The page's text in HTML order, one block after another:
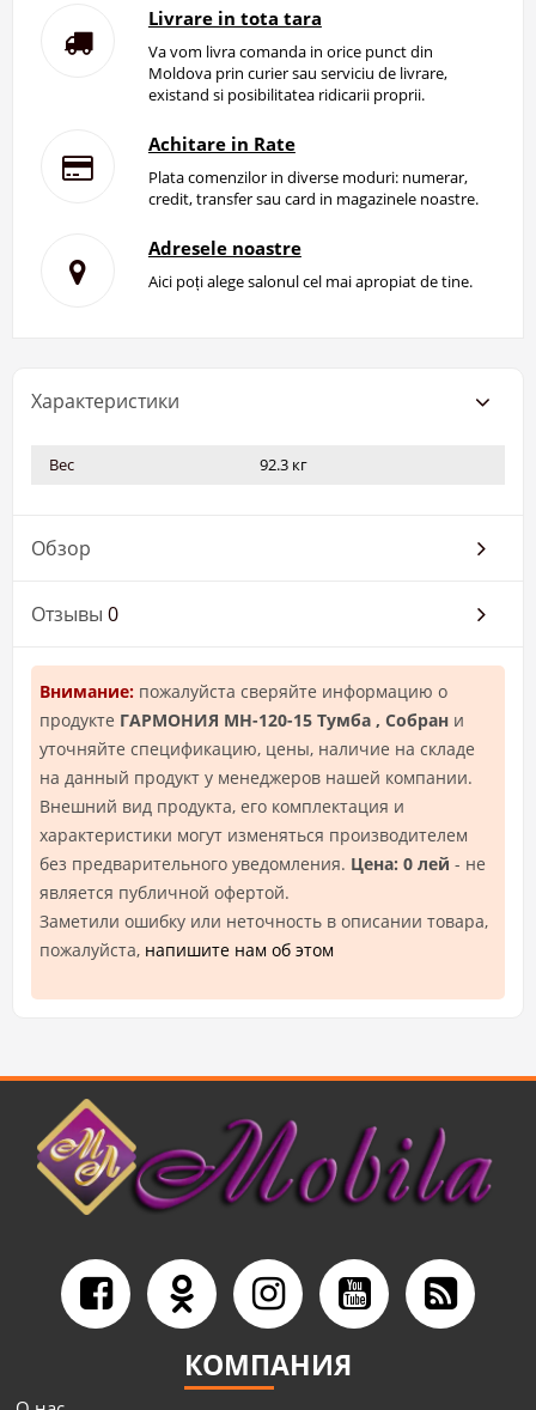
Livrare in tota tara
Va vom livra comanda in orice punct din
Moldova prin curier sau serviciu de livrare,
existand si posibilitatea ridicarii proprii.
Achitare in Rate
Plata comenzilor in diverse moduri: numerar,
credit, transfer sau card in magazinele noastre.
Adresele noastre
Aici poți alege salonul cel mai apropiat de tine.
Характеристики
Вес 92.3 кг
Обзор
Отзывы 0
Внимание: пожалуйста сверяйте информацию о
продукте ГАРМОНИЯ МН-120-15 Тумба , Собран и
уточняйте спецификацию, цены, наличие на складе
на данный продукт у менеджеров нашей компании.
Внешний вид продукта, его комплектация и
характеристики могут изменяться производителем
без предварительного уведомления. Цена: 0 лей - не
является публичной офертой.
Заметили ошибку или неточность в описании товара,
пожалуйста, напишите нам об этом
КОМПАНИЯ